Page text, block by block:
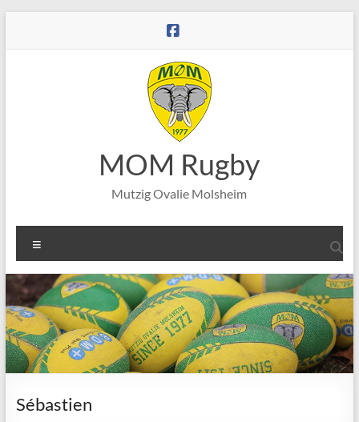
MOM Rugby
Mutzig Ovalie Molsheim
Sébastien